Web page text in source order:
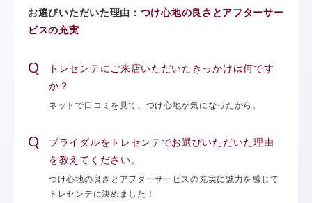
お選びいただいた理由： つけ心地の良さとアフターサー
ビスの充実
トレセンテにご来店いただいたきっかけは何です
か？
ネットで口コミを見て、つけ心地が気になったから。
ブライダルをトレセンテでお選びいただいた理由
を教えてください。
つけ心地の良さとアフターサービスの充実に魅力を感じて
トレセンテに決めました！